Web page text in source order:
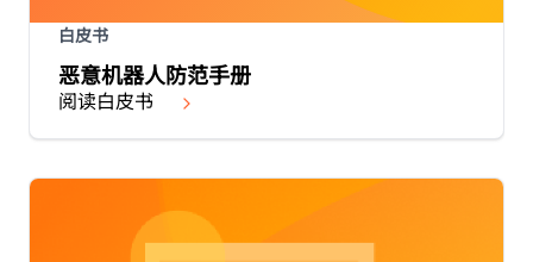
白皮书
恶意机器人防范手册
阅读白皮书